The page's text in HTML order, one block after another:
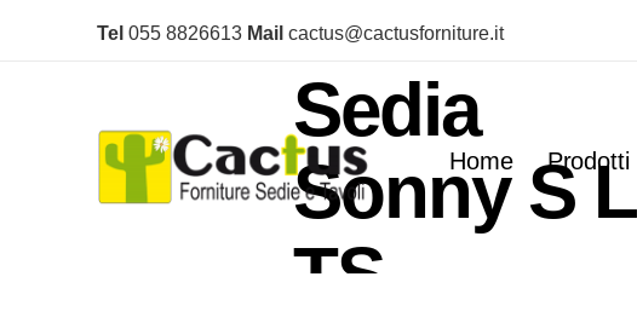
Tel 055 8826613 Mail cactus@cactusforniture.it
Home Prodotti
Home / Sedie / Sedie Legno
Sedia
Sonny S L
TS